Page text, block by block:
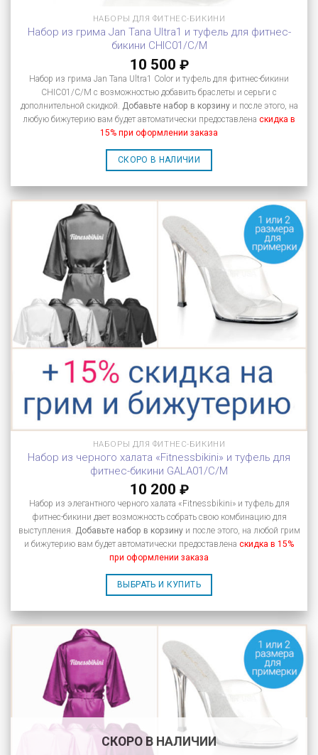
НАБОРЫ ДЛЯ ФИТНЕС-БИКИНИ
Набор из грима Jan Tana Ultra1 и туфель для фитнес-
бикини CHIC01/C/M
10 500 ₽
Набор из грима Jan Tana Ultra1 Color и туфель для фитнес-бикини
CHIC01/C/M с возможностью добавить браслеты и серьги с
дополнительной скидкой. Добавьте набор в корзинуи после этого, на
любую бижутерию вам будет автоматически предоставлена скидка в
15% при оформлении заказа
СКОРО В НАЛИЧИИ
НАБОРЫ ДЛЯ ФИТНЕС-БИКИНИ
Набор из черного халата «Fitnessbikini» и туфель для
фитнес-бикини GALA01/C/M
10 200 ₽
Набор из элегантного черного халата «Fitnessbikini» и туфель для
фитнес-бикини дает возможность собрать свою комбинацию для
выступления. Добавьте набор в корзинуи после этого, на любой грим
и бижутерию вам будет автоматически предоставлена скидка в 15%
при оформлении заказа
ВЫБРАТЬ И КУПИТЬ
СКОРО В НАЛИЧИИ